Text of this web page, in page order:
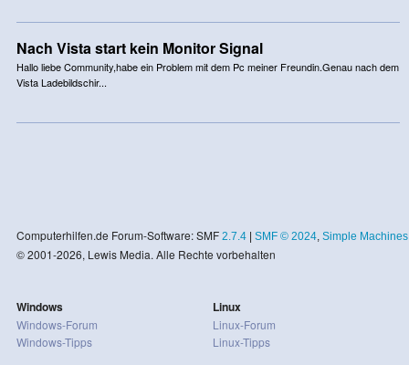
Nach Vista start kein Monitor Signal
Hallo liebe Community,habe ein Problem mit dem Pc meiner Freundin.Genau nach dem
Vista Ladebildschir...
Computerhilfen.de Forum-Software: SMF 2.7.4| SMF © 2024, Simple Machines
© 2001-2026, Lewis Media. Alle Rechte vorbehalten
Windows
Windows-Forum
Windows-Tipps
Linux
Linux-Forum
Linux-Tipps